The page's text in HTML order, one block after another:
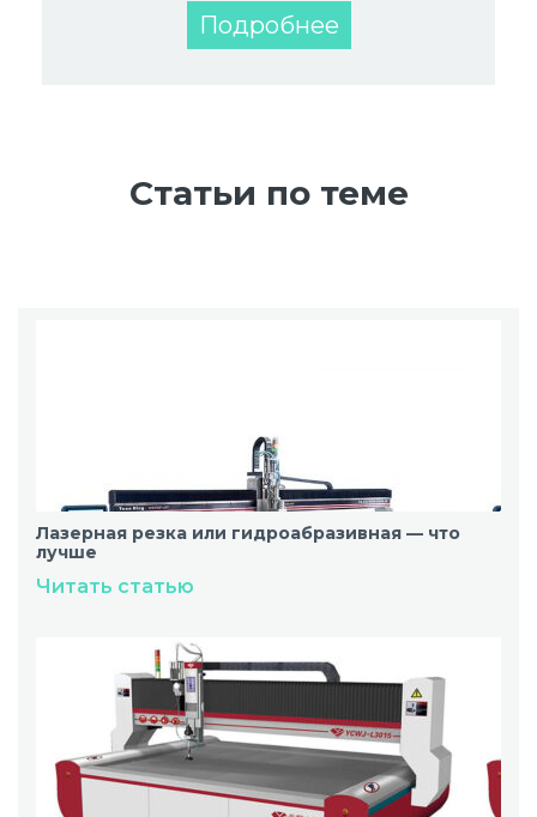
Подробнее
Статьи по теме
Лазерная резка или гидроабразивная — что
лучше
Читать статью